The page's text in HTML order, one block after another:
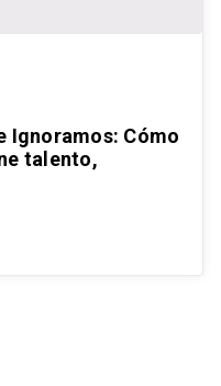
Ignoramos: Cómo
talento,